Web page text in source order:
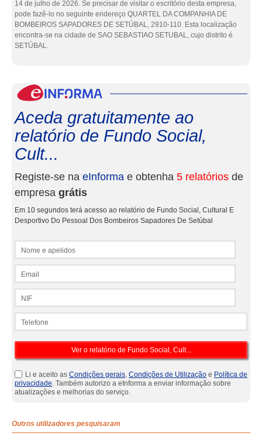
14 de julho de 2026. Se precisar de visitar o escritório desta empresa,
pode fazê-lo no seguinte endereço QUARTEL DA COMPANHIA DE
BOMBEIROS SAPADORES DE SETÚBAL, 2910-110. Esta localização
encontra-se na cidade de SAO SEBASTIAO SETUBAL, cujo distrito é
SETÚBAL.
Aceda gratuitamente ao
relatório de Fundo Social,
Cult...
Registe-se na eInforma e obtenha 5 relatórios de
empresa grátis
Em 10 segundos terá acesso ao relatório de Fundo Social, Cultural E
Desportivo Do Pessoal Dos Bombeiros Sapadores De Setúbal
Li e aceito as Condições gerais, Condições de Utilização e Política de
privacidade. Também autorizo a eInforma a enviar informação sobre
atualizações e melhorias do serviço.
Outros utilizadores pesquisaram